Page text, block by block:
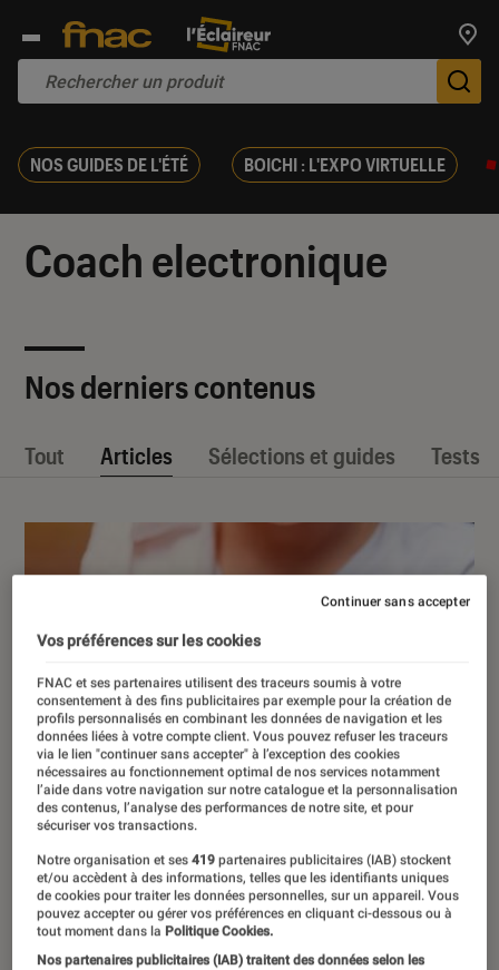
NOS GUIDES DE L'ÉTÉ BOICHI : L'EXPO VIRTUELLE
Coach electronique
Nos derniers contenus
Tout Articles Sélections et guides Tests
Vos préférences sur les cookies
FNAC et ses partenaires utilisent des traceurs soumis à votre
consentement à des fins publicitaires par exemple pour la création de
profils personnalisés en combinant les données de navigation et les
données liées à votre compte client. Vous pouvez refuser les traceurs
via le lien "continuer sans accepter" à l’exception des cookies
nécessaires au fonctionnement optimal de nos services notamment
l’aide dans votre navigation sur notre catalogue et la personnalisation
des contenus, l’analyse des performances de notre site, et pour
sécuriser vos transactions.
Notre organisation et ses419 partenaires publicitaires (IAB) stockent
et/ou accèdent à des informations, telles que les identifiants uniques
de cookies pour traiter les données personnelles, sur un appareil. Vous
pouvez accepter ou gérer vos préférences en cliquant ci-dessous ou à
tout moment dans la Politique Cookies.
Nos partenaires publicitaires (IAB) traitent des données selon les
Continuer sans accepter